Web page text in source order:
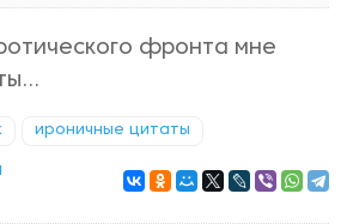
фронта мне
ироничные цитаты